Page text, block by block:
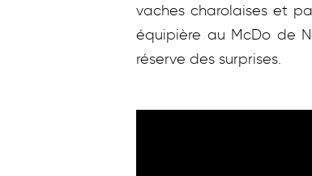
vaches charolaises et
équipière au McDo de
réserve des surprises.